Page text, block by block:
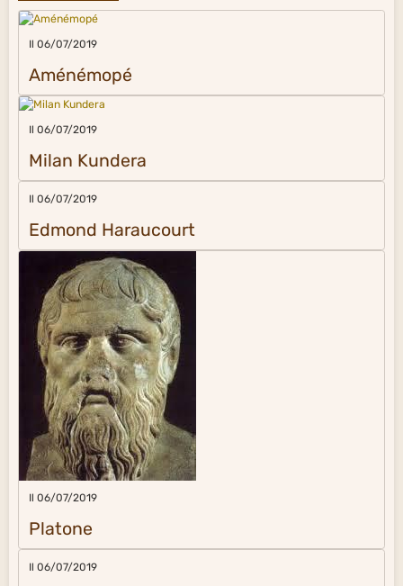
Il 06/07/2019
Aménémopé
Il 06/07/2019
Milan Kundera
Il 06/07/2019
Edmond Haraucourt
Il 06/07/2019
Platone
Il 06/07/2019